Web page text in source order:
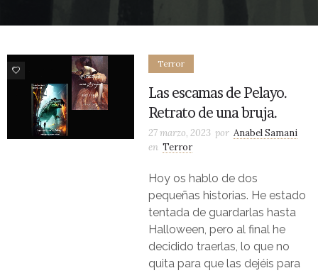
0
Terror
Las escamas de Pelayo.
Retrato de una bruja.
27 marzo, 2023 por Anabel Samani
en Terror
Hoy os hablo de dos
pequeñas historias. He estado
tentada de guardarlas hasta
Halloween, pero al final he
decidido traerlas, lo que no
quita para que las dejéis para